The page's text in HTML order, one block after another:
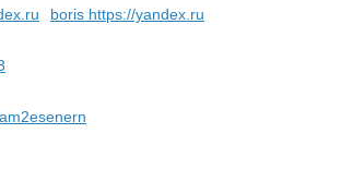
boris https://yandex.ru